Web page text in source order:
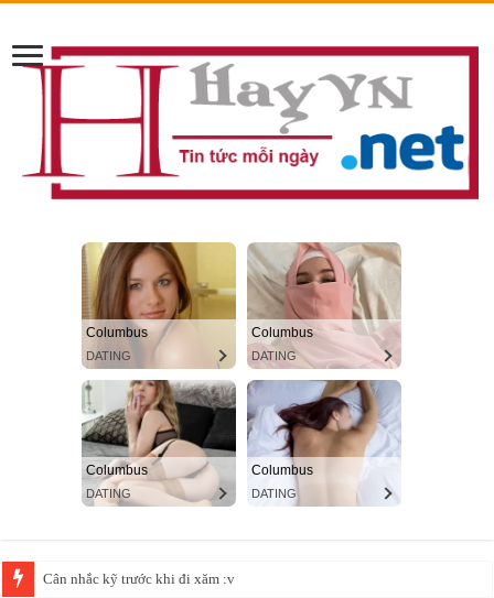
Camera ghi lại được cảnh này, vãi linh hồn thiếu nữ =)))